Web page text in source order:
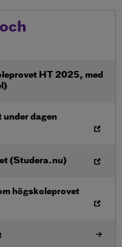
HT 2025, med
dagen
(Studera.nu)
högskoleprovet